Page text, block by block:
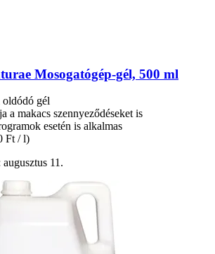
Mosogatógép-​gél, 500 ml
oldódó gél
a makacs szennyeződéseket is
esetén is alkalmas
Ft / l)
11.